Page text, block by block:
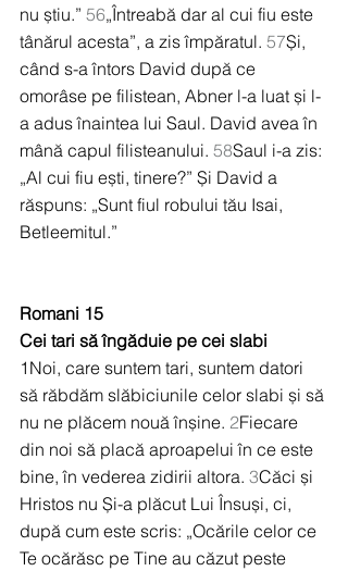
nu știu.” 56„Întreabă dar al cui fiu este
tânărul acesta”, a zis împăratul. 57Și,
când s-a întors David după ce
omorâse pe filistean, Abner l-a luat și l-
a adus înaintea lui Saul. David avea în
mână capul filisteanului. 58Saul i-a zis:
„Al cui fiu ești, tinere?” Și David a
răspuns: „Sunt fiul robului tău Isai,
Betleemitul.”
Romani 15
Cei tari să îngăduie pe cei slabi
1Noi, care suntem tari, suntem datori
să răbdăm slăbiciunile celor slabi și să
nu ne plăcem nouă înșine. 2Fiecare
din noi să placă aproapelui în ce este
bine, în vederea zidirii altora. 3Căci și
Hristos nu Și-a plăcut Lui Însuși, ci,
după cum este scris: „Ocările celor ce
Te ocărăsc pe Tine au căzut peste